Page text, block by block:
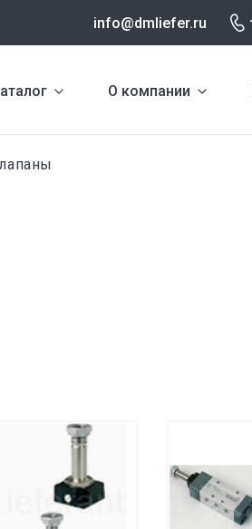
info@dmliefer.ru
О компании